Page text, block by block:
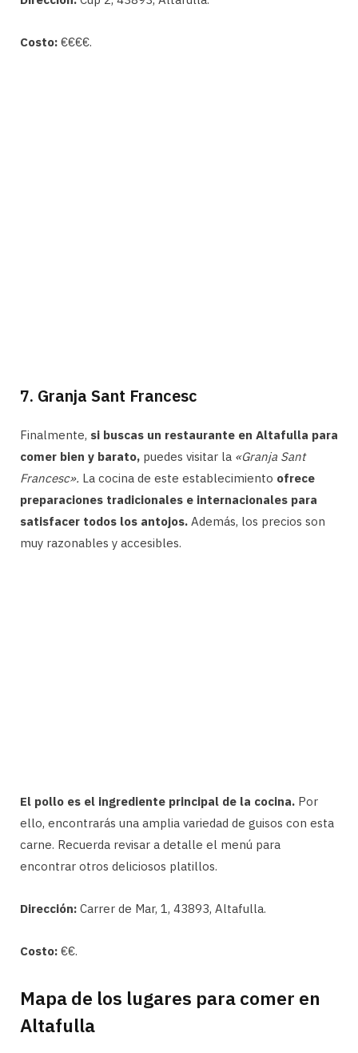
Costo: €€€€.
7. Granja Sant Francesc
Finalmente, si buscas un restaurante en Altafulla para
comer bien y barato, puedes visitar la «Granja Sant
Francesc». La cocina de este establecimiento ofrece
preparaciones tradicionales e internacionales para
satisfacer todos los antojos. Además, los precios son
muy razonables y accesibles.
El pollo es el ingrediente principal de la cocina. Por
ello, encontrarás una amplia variedad de guisos con esta
carne. Recuerda revisar a detalle el menú para
encontrar otros deliciosos platillos.
Dirección: Carrer de Mar, 1, 43893, Altafulla.
Costo: €€.
Mapa de los lugares para comer en
Altafulla